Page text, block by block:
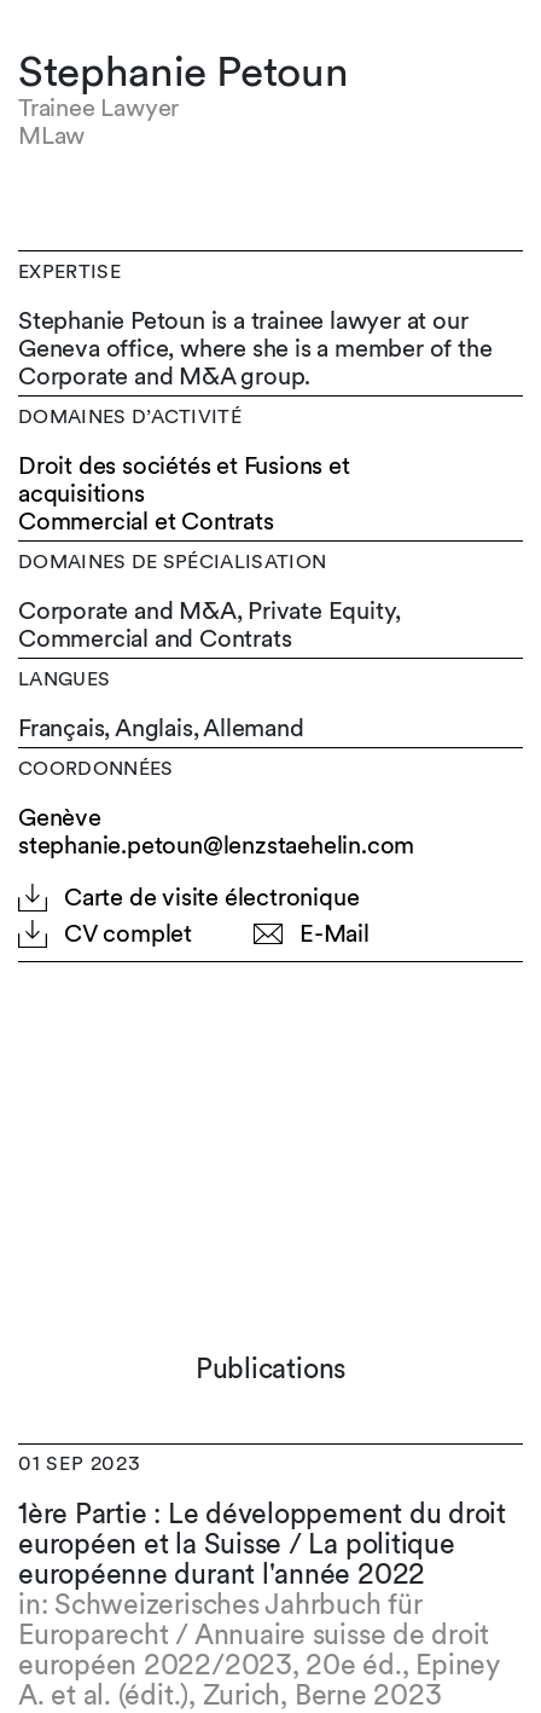
Stephanie Petoun
Trainee Lawyer
MLaw
EXPERTISE
Stephanie Petoun is a trainee lawyer at our
Geneva office, where she is a member of the
Corporate and M&A group.
DOMAINES D’ACTIVITÉ
Droit des sociétés et Fusions et
acquisitions
Commercial et Contrats
DOMAINES DE SPÉCIALISATION
Corporate and M&A, Private Equity,
Commercial and Contrats
LANGUES
Français,Anglais,Allemand
COORDONNÉES
Genève
stephanie.petoun@lenzstaehelin.com
Carte de visite électronique
CV complet
E-Mail
Publications
01 SEP 2023
1ère Partie : Le développement du droit
européen et la Suisse / La politique
européenne durant l'année 2022
in: Schweizerisches Jahrbuch für
Europarecht / Annuaire suisse de droit
européen 2022/2023, 20e éd., Epiney
A. et al. (édit.), Zurich, Berne 2023